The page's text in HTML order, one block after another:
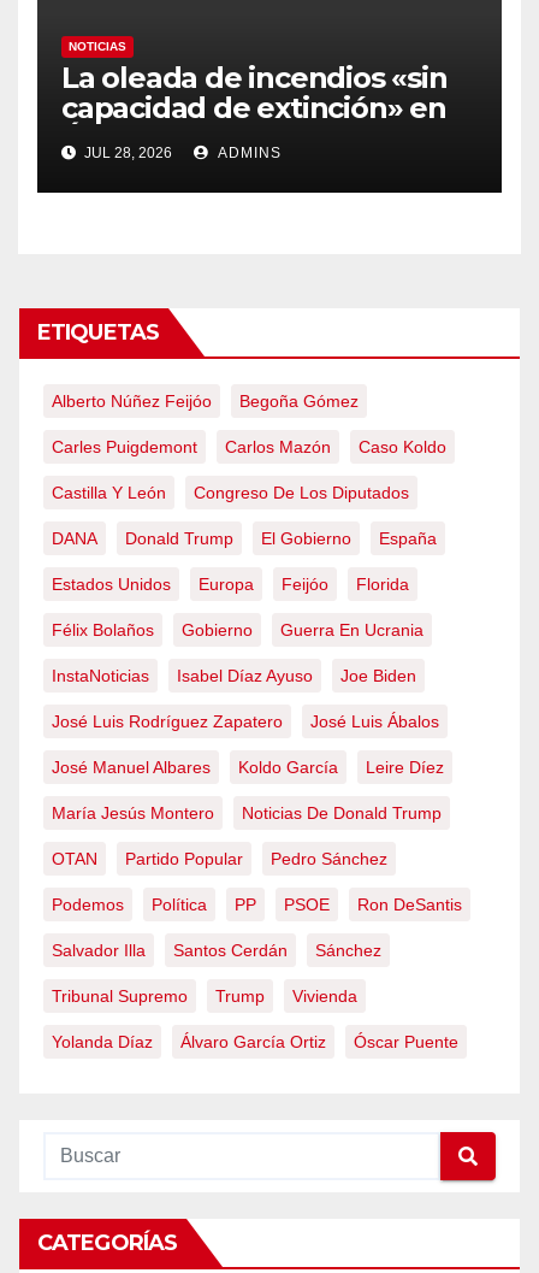
NOTICIAS
La oleada de incendios «sin
capacidad de extinción» en
Ávila y al oeste de Madrid
obliga a declarar la
emergencia nacional
JUL 28, 2026 ADMINS
ETIQUETAS
Alberto Núñez Feijóo Begoña Gómez
Carles Puigdemont Carlos Mazón Caso Koldo
Castilla Y León Congreso De Los Diputados
DANA Donald Trump El Gobierno España
Estados Unidos Europa Feijóo Florida
Félix Bolaños Gobierno Guerra En Ucrania
InstaNoticias Isabel Díaz Ayuso Joe Biden
José Luis Rodríguez Zapatero José Luis Ábalos
José Manuel Albares Koldo García Leire Díez
María Jesús Montero Noticias De Donald Trump
OTAN Partido Popular Pedro Sánchez
Podemos Política PP PSOE Ron DeSantis
Salvador Illa Santos Cerdán Sánchez
Tribunal Supremo Trump Vivienda
Yolanda Díaz Álvaro García Ortiz Óscar Puente
CATEGORÍAS